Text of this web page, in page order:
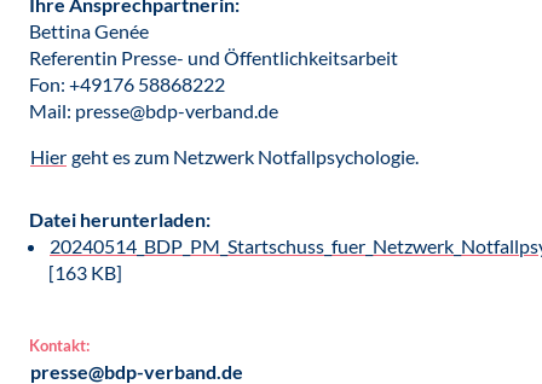
Bettina Genée
Referentin Presse- und Öffentlichkeitsarbeit
Fon: +49176 58868222
Mail: presse@bdp-verband.de
Hier geht es zum Netzwerk Notfallpsychologie.
Datei herunterladen:
[163 KB]
Kontakt:
presse@bdp-verband.de